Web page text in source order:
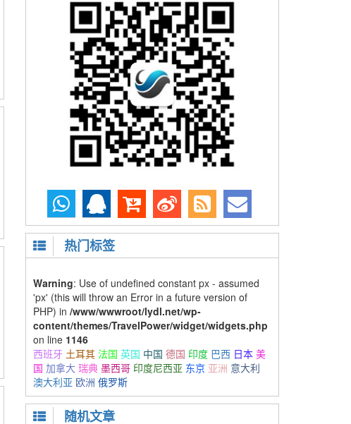
热门标签
Warning: Use of undefined constant px - assumed
'px' (this will throw an Error in a future version of
PHP) in /www/wwwroot/lydl.net/wp-
content/themes/TravelPower/widget/widgets.php
on line 1146
西班牙 土耳其 法国 英国 中国 德国 印度 巴西 日本 美
国 加拿大 瑞典 墨西哥 印度尼西亚 东京 亚洲 意大利
澳大利亚 欧洲 俄罗斯
随机文章